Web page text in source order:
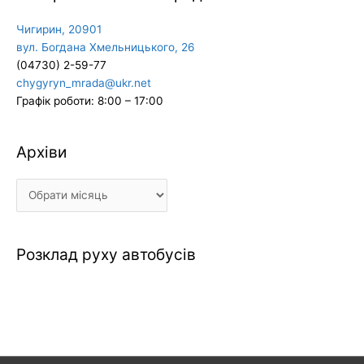
Чигирин, 20901
вул. Богдана Хмельницького, 26
(04730) 2-59-77
chygyryn_mrada@ukr.net
Графік роботи: 8:00 – 17:00
Архіви
Архіви
Розклад руху автобусів